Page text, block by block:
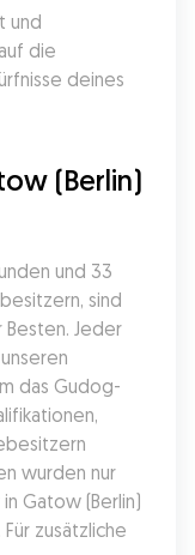
und
die
deines
(Berlin)
und 33
sind
Jeder
das Gudog-
wurden nur
Gatow (Berlin)
zusätzliche